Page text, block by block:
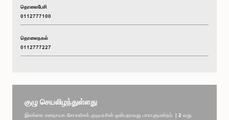
தொலைபேசி
0112777100
தொலைநகல்
0112777227
குழு செயலிழந்துள்ளது
இலங்கை சனநாயக சோசலிசக் குடியரசின் ஒன்பதாவது பாராளுமன்றம் | 2 வது